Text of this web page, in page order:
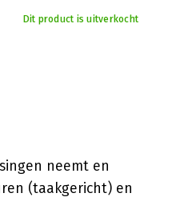
Dit product is uitverkocht
neemt en
(taakgericht) en